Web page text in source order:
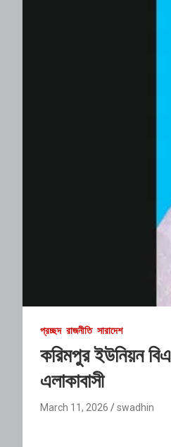
প্রচ্ছদ রাজনীতি সারাদেশ
করিমপুর ইউনিয়ন
এলাকাবাসী
March 11, 2026 swadhin